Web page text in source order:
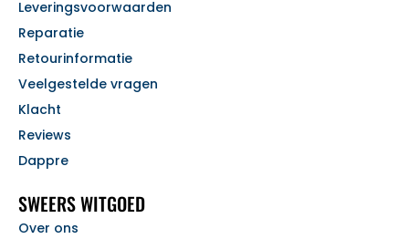
Leveringsvoorwaarden
Reparatie
Retourinformatie
Veelgestelde vragen
Klacht
Reviews
Dappre
SWEERS WITGOED
Over ons